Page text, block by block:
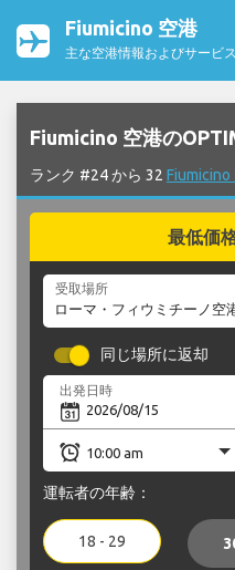
Fiumicino 空港
主な空港情報およびサービス
Fiumicino 空港の
ランク #24 から 32
最低価
受取場所
同じ場所に返却
出発日時
運転者の年齢：
18 - 29